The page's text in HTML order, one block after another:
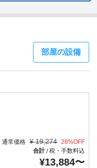
部屋の設備
通常価格 ¥ 19,274 28%OFF
合計/税・手数料込
¥13,884〜